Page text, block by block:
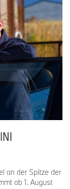
an der Spitze der
ab 1. August